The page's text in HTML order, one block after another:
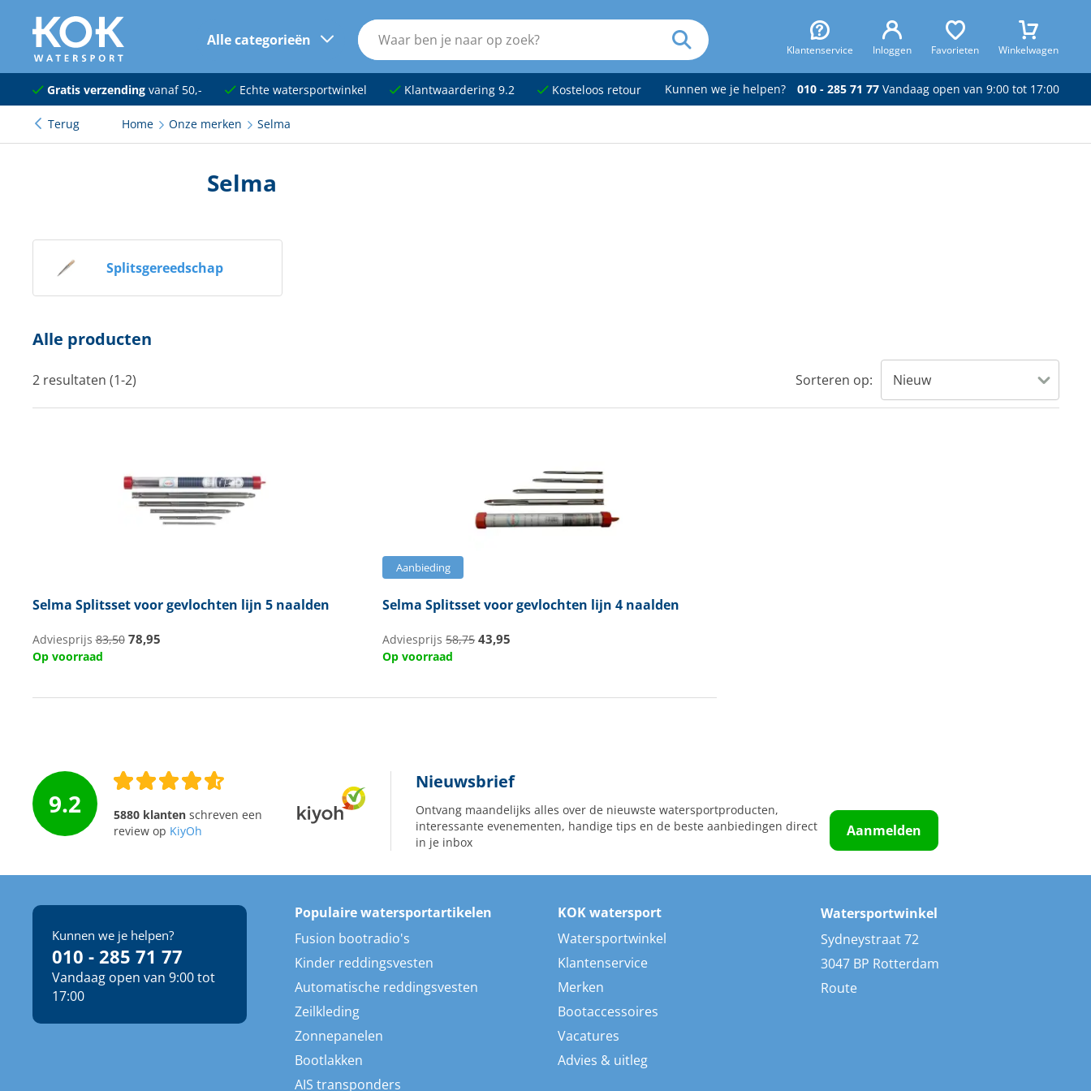
naar hoofdinhoud
Alle categorieën
Klantenservice Inloggen Favorieten Winkelwagen
Navigatie
Dekuitrusting
Elektra
Kleding en schoenen
Kajuit en kombuis
Techniek en motor
Boten, toebehoren en fun
Meubels en lifestyle
Gratis verzendingvanaf 50,- Echte watersportwinkel Klantwaardering 9.2 Kosteloos retour Kunnen we je helpen? 010 - 285 71 77Vandaag open van 9:00 tot 17:00
Terug Home Onze merken Selma
Selma
Splitsgereedschap
Alle producten
2 resultaten (1-2) Sorteren op:
Selma Splitsset voor gevlochten lijn 5 naalden
Adviesprijs83,50 78,95
Op voorraad
Aanbieding
Selma Splitsset voor gevlochten lijn 4 naalden
Adviesprijs58,75 43,95
Op voorraad
9.2 5880 klantenschreven een
review op KiyOh
Nieuwsbrief
Ontvang maandelijks alles over de nieuwste watersportproducten,
interessante evenementen, handige tips en de beste aanbiedingen direct
in je inbox
Aanmelden
Kunnen we je helpen?
010 - 285 71 77
Vandaag open van 9:00 tot
17:00
Populaire watersportartikelen
Fusion bootradio's
Kinder reddingsvesten
Automatische reddingsvesten
Zeilkleding
Zonnepanelen
Bootlakken
AIS transponders
KOK watersport
Watersportwinkel
Klantenservice
Merken
Bootaccessoires
Vacatures
Advies & uitleg
Watersportwinkel
Sydneystraat 72
3047 BP Rotterdam
Route